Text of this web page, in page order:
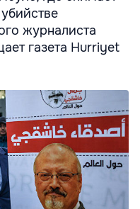
журналиста
газета Hurriyet